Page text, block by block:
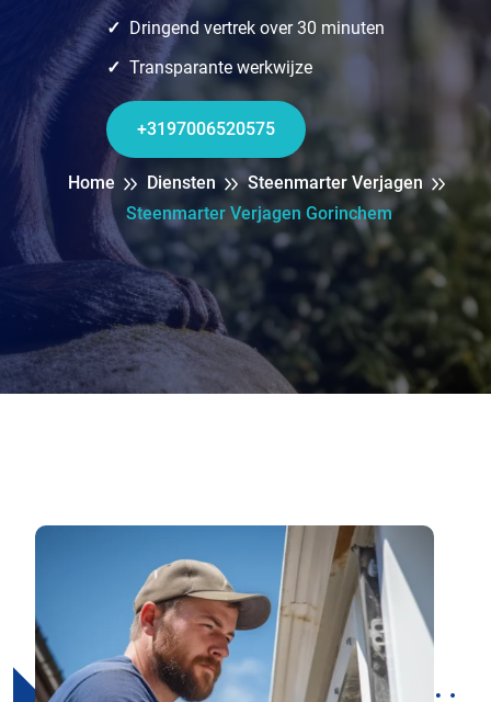
Dringend vertrek over 30 minuten
Transparante werkwijze
+3197006520575
Home Diensten
Steenmarter Verjagen
Steenmarter Verjagen Gorinchem